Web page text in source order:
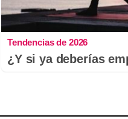
Tendencias de 2026
¿Y si ya deberías